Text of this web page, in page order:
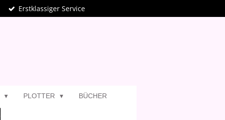
Erstklassiger Service
PLOTTER BÜCHER